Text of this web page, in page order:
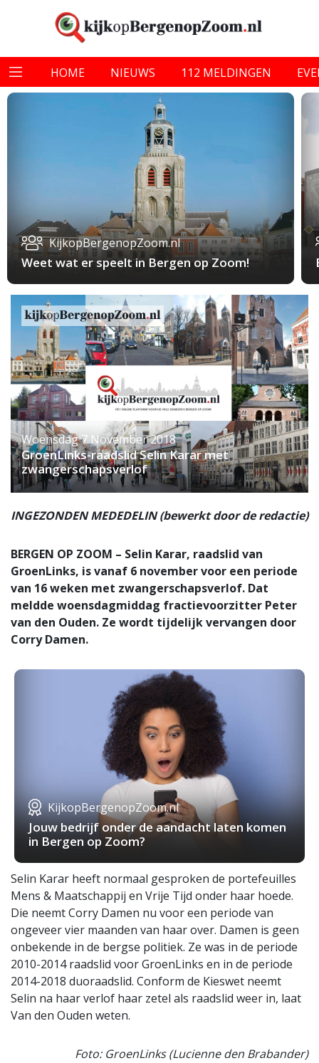
HOME NIEUWS 112 MELDINGEN
KijkopBergenopZoom.nl
Weet wat er speelt in Bergen op Zoom!
Woensdag 7 November 2018
GroenLinks-raadslid Selin Karar met
zwangerschapsverlof
INGEZONDEN MEDEDELIN (bewerkt door de redactie)
BERGEN OP ZOOM – Selin Karar, raadslid van
GroenLinks, is vanaf 6 november voor een periode
van 16 weken met zwangerschapsverlof. Dat
meldde woensdagmiddag fractievoorzitter Peter
van den Ouden. Ze wordt tijdelijk vervangen door
Corry Damen.
KijkopBergenopZoom.nl
Jouw bedrijf onder de aandacht laten komen
in Bergen op Zoom?
Selin Karar heeft normaal gesproken de portefeuilles
Mens & Maatschappij en Vrije Tijd onder haar hoede.
Die neemt Corry Damen nu voor een periode van
ongeveer vier maanden van haar over. Damen is geen
onbekende in de bergse politiek. Ze was in de periode
2010-2014 raadslid voor GroenLinks en in de periode
2014-2018 duoraadslid. Conform de Kieswet neemt
Selin na haar verlof haar zetel als raadslid weer in, laat
Van den Ouden weten.
Foto: GroenLinks (Lucienne den Brabander)